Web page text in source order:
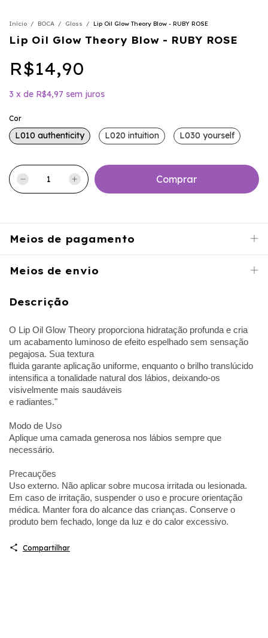
Início / BOCA / Gloss / Lip Oil Glow Theory Blow - RUBY ROSE
Lip Oil Glow Theory Blow - RUBY ROSE
R$14,90
3 x de R$4,97 sem juros
Cor
L010 authenticity L020 intuition L030 yourself
Meios de pagamento
Meios de envio
Descrição
O Lip Oil Glow Theory proporciona hidratação profunda e cria
um acabamento luminoso de efeito espelhado sem sensação
pegajosa. Sua textura
fluida garante aplicação uniforme, enquanto o brilho translúcido
intensifica a tonalidade natural dos lábios, deixando-os
visivelmente mais saudáveis
e radiantes."
Modo de Uso
Aplique uma camada generosa nos lábios sempre que
necessário.
Precauções
Uso externo. Não aplicar sobre mucosa irritada ou lesionada.
Em caso de irritação, suspender o uso e procure orientação
médica. Manter fora do alcance das crianças. Conserve o
produto bem fechado, longe da luz e do calor excessivo.
Compartilhar